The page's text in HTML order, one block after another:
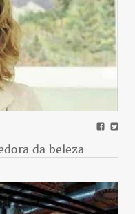
da beleza